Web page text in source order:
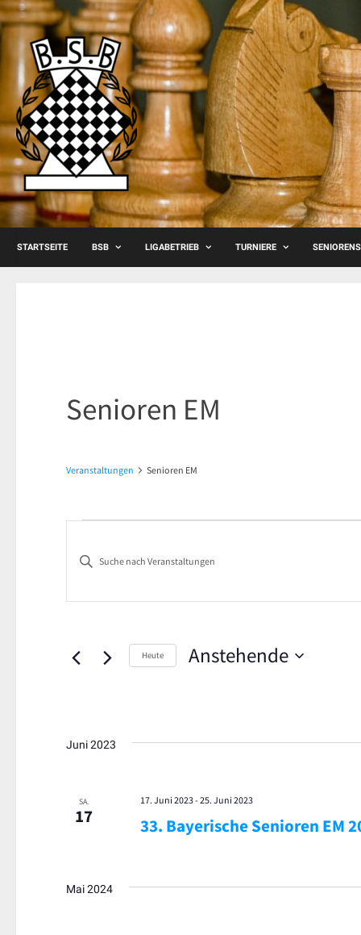
Skip
to
content
STARTSEITE BSB LIGABETRIEB TURNIERE
Senioren EM
Veranstaltungen Senioren EM
Suche
und
Ansichten,
Navigation
Bitte
eingeben.
nach
Veranstaltungen
Heute Anstehende
Juni 2023
SA.
17 33. Bayerische Senioren EM
17. Juni 2023- 25. Juni 2023
Mai 2024